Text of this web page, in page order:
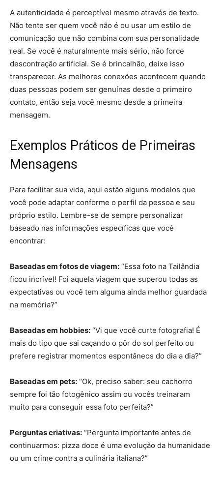
A autenticidade é perceptível mesmo através de texto.
Não tente ser quem você não é ou usar um estilo de
comunicação que não combina com sua personalidade
real. Se você é naturalmente mais sério, não force
descontração artificial. Se é brincalhão, deixe isso
transparecer. As melhores conexões acontecem quando
duas pessoas podem ser genuínas desde o primeiro
contato, então seja você mesmo desde a primeira
mensagem.
Exemplos Práticos de Primeiras
Mensagens
Para facilitar sua vida, aqui estão alguns modelos que
você pode adaptar conforme o perfil da pessoa e seu
próprio estilo. Lembre-se de sempre personalizar
baseado nas informações específicas que você
encontrar:
Baseadas em fotos de viagem: “Essa foto na Tailândia
ficou incrível! Foi aquela viagem que superou todas as
expectativas ou você tem alguma ainda melhor guardada
na memória?”
Baseadas em hobbies: “Vi que você curte fotografia! É
mais do tipo que sai caçando o pôr do sol perfeito ou
prefere registrar momentos espontâneos do dia a dia?”
Baseadas em pets: “Ok, preciso saber: seu cachorro
sempre foi tão fotogênico assim ou vocês treinaram
muito para conseguir essa foto perfeita?”
Perguntas criativas: “Pergunta importante antes de
continuarmos: pizza doce é uma evolução da humanidade
ou um crime contra a culinária italiana?”